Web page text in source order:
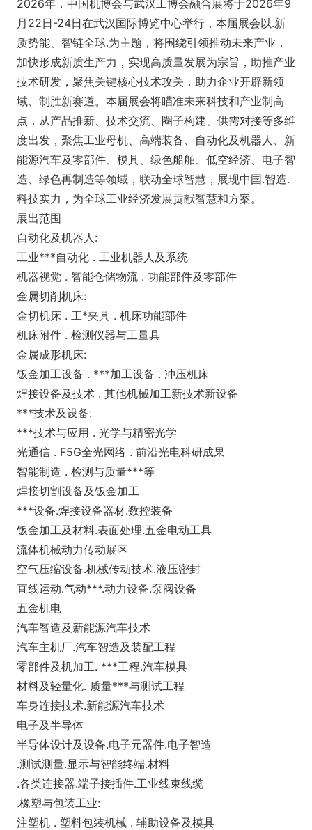
2026年，中国机博会与武汉工博会融合展将于2026年9
月22日-24日在武汉国际博览中心举行，本届展会以.新
质势能、智链全球.为主题，将围绕引领推动未来产业，
加快形成新质生产力，实现高质量发展为宗旨，助推产业
技术研发，聚焦关键核心技术攻关，助力企业开辟新领
域、制胜新赛道。本届展会将瞄准未来科技和产业制高
点，从产品推新、技术交流、圈子构建、供需对接等多维
度出发，聚焦工业母机、高端装备、自动化及机器人、新
能源汽车及零部件、模具、绿色船舶、低空经济、电子智
造、绿色再制造等领域，联动全球智慧，展现中国.智造.
科技实力，为全球工业经济发展贡献智慧和方案。
展出范围
自动化及机器人:
工业***自动化 . 工业机器人及系统
机器视觉 . 智能仓储物流 . 功能部件及零部件
金属切削机床:
金切机床 . 工*夹具 . 机床功能部件
机床附件 . 检测仪器与工量具
金属成形机床:
钣金加工设备 . ***加工设备 . 冲压机床
焊接设备及技术 . 其他机械加工新技术新设备
***技术及设备:
***技术与应用 . 光学与精密光学
光通信 . F5G全光网络 . 前沿光电科研成果
智能制造 . 检测与质量***等
焊接切割设备及钣金加工
***设备.焊接设备器材.数控装备
钣金加工及材料.表面处理.五金电动工具
流体机械动力传动展区
空气压缩设备.机械传动技术.液压密封
直线运动.气动***.动力设备.泵阀设备
五金机电
汽车智造及新能源汽车技术
汽车主机厂.汽车智造及装配工程
零部件及机加工. ***工程.汽车模具
材料及轻量化. 质量***与测试工程
车身连接技术.新能源汽车技术
电子及半导体
半导体设计及设备.电子元器件.电子智造
.测试测量.显示与智能终端.材料
.各类连接器.端子接插件.工业线束线缆
.橡塑与包装工业:
注塑机 . 塑料包装机械 . 辅助设备及模具